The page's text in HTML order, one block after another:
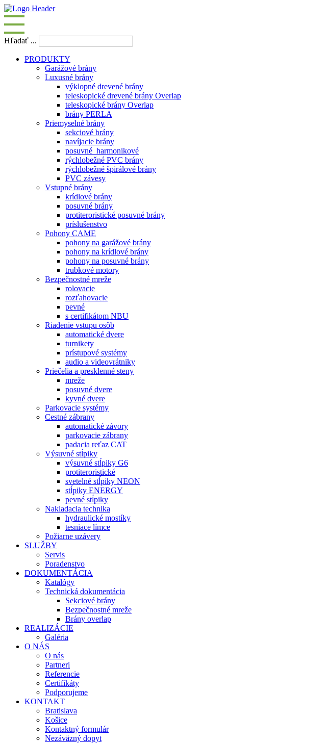
Hľadať ...
PRODUKTY
Garážové brány
Luxusné brány
výklopné drevené brány
teleskopické drevené brány Overlap
teleskopické brány Overlap
brány PERLA
Priemyselné brány
sekciové brány
navíjacie brány
posuvné_harmonikové
rýchlobežné PVC brány
rýchlobežné špirálové brány
PVC závesy
Vstupné brány
krídlové brány
posuvné brány
protiteroristické posuvné brány
príslušenstvo
Pohony CAME
pohony na garážové brány
pohony na krídlové brány
pohony na posuvné brány
trubkové motory
Bezpečnostné mreže
rolovacie
rozťahovacie
pevné
s certifikátom NBU
Riadenie vstupu osôb
automatické dvere
turnikety
prístupové systémy
audio a videovrátniky
Priečelia a presklenné steny
mreže
posuvné dvere
kyvné dvere
Parkovacie systémy
Cestné zábrany
automatické závory
parkovacie zábrany
padacia reťaz CAT
Výsuvné stĺpiky
výsuvné stĺpiky G6
protiteroristické
svetelné stĺpiky NEON
stĺpiky ENERGY
pevné stĺpiky
Nakladacia technika
hydraulické mostíky
tesniace límce
Požiarne uzávery
SLUŽBY
Servis
Poradenstvo
DOKUMENTÁCIA
Katalógy
Technická dokumentácia
Sekciové brány
Bezpečnostné mreže
Brány overlap
REALIZÁCIE
Galéria
O NÁS
O nás
Partneri
Referencie
Certifikáty
Podporujeme
KONTAKT
Bratislava
Košice
Kontaktný formulár
Nezáväzný dopyt